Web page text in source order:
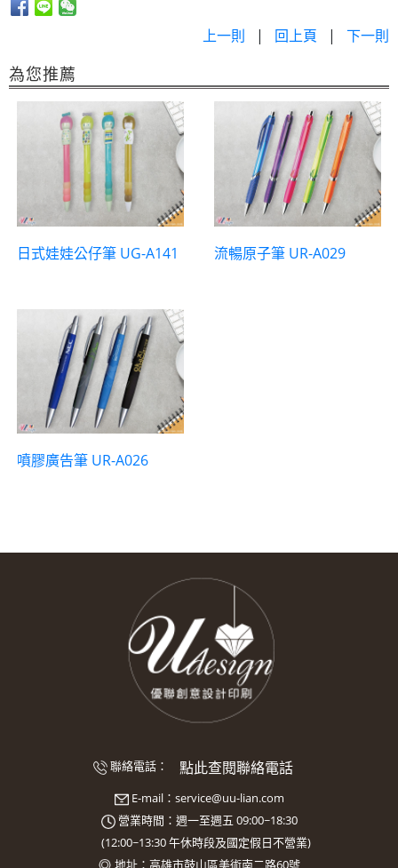
上一則 | 回上頁 | 下一則
為您推薦
日式娃娃公仔筆 UG-A141 流暢原子筆 UR-A029
噴膠廣告筆 UR-A026
聯絡電話： 點此查閱聯絡電話
E-mail： service@uu-lian.com
營業時間：週一至週五 09:00~18:30
(12:00~13:30午休時段及國定假日不營業)
地址： 高雄市鼓山區美術南二路60號